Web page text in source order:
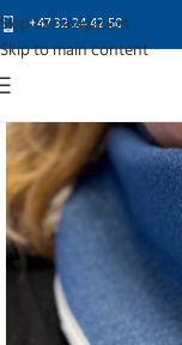
Skip to navigation
Skip to main content
+47 32 24 42 50